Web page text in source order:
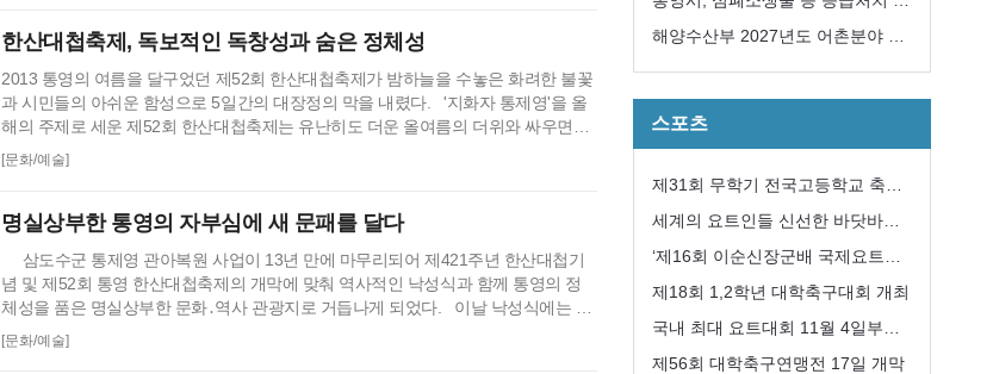
한산대첩축제, 독보적인 독창성과 숨은 정체성
2013 통영의 여름을 달구었던 제52회 한산대첩축제가 밤하늘을 수놓은 화려한 불꽃
과 시민들의 아쉬운 함성으로 5일간의 대장정의 막을 내렸다. '지화자 통제영'을 올
해의 주제로 세운 제52회 한산대첩축제는 유난히도 더운 올여름의 더위와 싸우면서
도 단 한 건의 사고도 없이 계획된 행사를 깨끗이 마무리함으로써 올 축제 또한 성공
를 심어 체험행사와 공연…
[문화/예술]
명실상부한 통영의 자부심에 새 문패를 달다
삼도수군 통제영 관아복원 사업이 13년 만에 마무리되어 제421주년 한산대첩기
념 및 제52회 통영 한산대첩축제의 개막에 맞춰 역사적인 낙성식과 함께 통영의 정
체성을 품은 명실상부한 문화․역사 관광지로 거듭나게 되었다. 이날 낙성식에는 홍
준표 경상남도지사와 이군현 국회의원, 변영섭 문화재청장을 비롯한 시도의원과 통
제영복원사업의 주춧돌을 놓았던 고동주 전 시장과 진의장 전 시장을 비롯한 1,000
[문화/예술]
육 희망자 모집
해양수산부 2027년도 어촌분야 일
반농산어촌개발사업 ‘신봉권역단위
스포츠
제31회 무학기 전국고등학교 축구
대회 성공리에 개최
세계의 요트인들 신선한 바닷바람
과 수산물에 한껏 취해
‘제16회 이순신장군배 국제요트대
회’ 개최
제18회 1,2학년 대학축구대회 개최
국내 최대 요트대회 11월 4일부터
8일까지 통영 한산도 앞바다에서
제56회 대학축구연맹전 17일 개막